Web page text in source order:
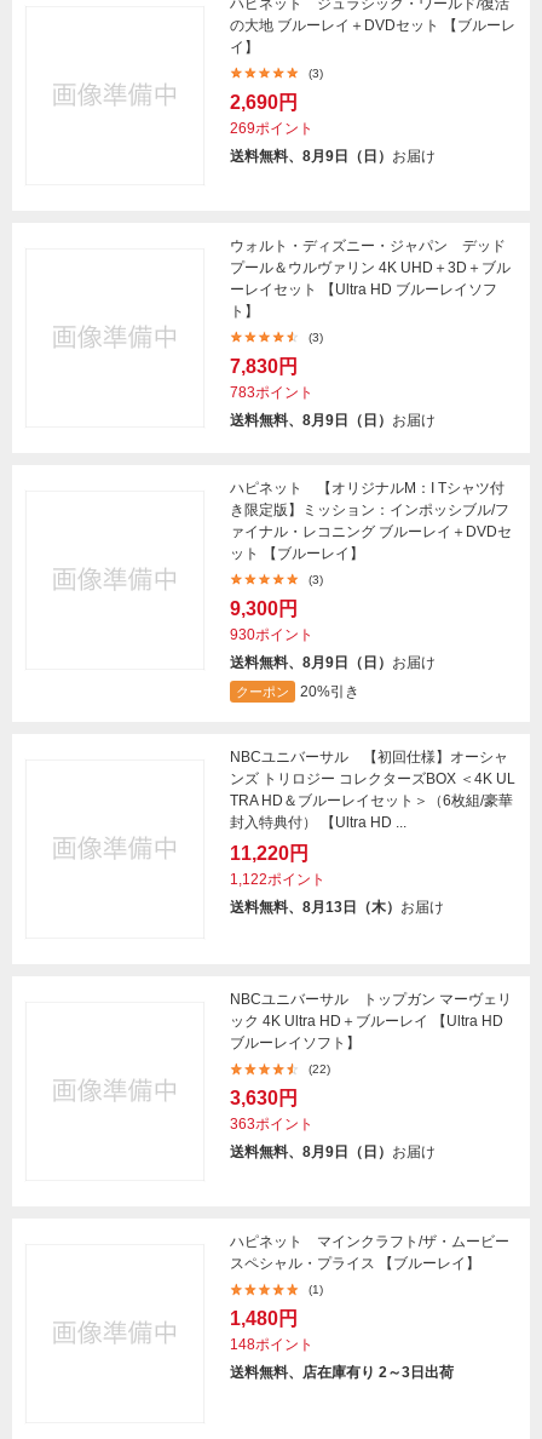
ハピネット ジュラシック・ワールド/復活
の大地 ブルーレイ＋DVDセット 【ブルーレ
イ】
(3)
2,690円
269ポイント
送料無料、8月9日（日） お届け
ウォルト・ディズニー・ジャパン デッド
プール＆ウルヴァリン 4K UHD＋3D＋ブル
ーレイセット 【Ultra HD ブルーレイソフ
ト】
(3)
7,830円
783ポイント
送料無料、8月9日（日） お届け
ハピネット 【オリジナルM：I Tシャツ付
き限定版】ミッション：インポッシブル/フ
ァイナル・レコニング ブルーレイ＋DVDセ
ット 【ブルーレイ】
(3)
9,300円
930ポイント
送料無料、8月9日（日） お届け
クーポン 20%引き
NBCユニバーサル 【初回仕様】オーシャ
ンズ トリロジー コレクターズBOX ＜4K UL
TRA HD＆ブルーレイセット＞（6枚組/豪華
封入特典付） 【Ultra HD ...
11,220円
1,122ポイント
送料無料、8月13日（木） お届け
NBCユニバーサル トップガン マーヴェリ
ック 4K Ultra HD＋ブルーレイ 【Ultra HD
ブルーレイソフト】
(22)
3,630円
363ポイント
送料無料、8月9日（日） お届け
ハピネット マインクラフト/ザ・ムービー
スペシャル・プライス 【ブルーレイ】
(1)
1,480円
148ポイント
送料無料、店在庫有り 2～3日出荷